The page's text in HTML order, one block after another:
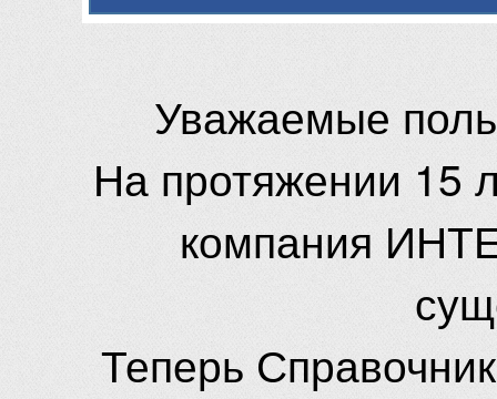
Уважаемые
На протяжении 15
компания
Теперь